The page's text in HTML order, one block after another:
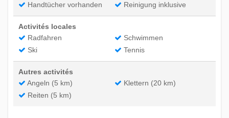
Handtücher vorhanden
Reinigung inklusive
Activités locales
Radfahren
Schwimmen
Ski
Tennis
Autres activités
Angeln (5 km)
Klettern (20 km)
Reiten (5 km)